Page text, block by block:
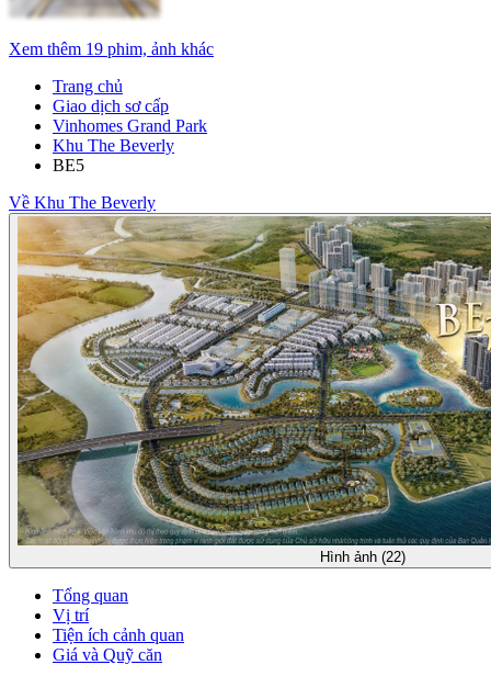
Xem thêm 19 phim, ảnh khác
Trang chủ
Giao dịch sơ cấp
Vinhomes Grand Park
Khu The Beverly
BE5
Về Khu The Beverly
Hình ảnh (22)
Tổng quan
Vị trí
Tiện ích cảnh quan
Giá và Quỹ căn